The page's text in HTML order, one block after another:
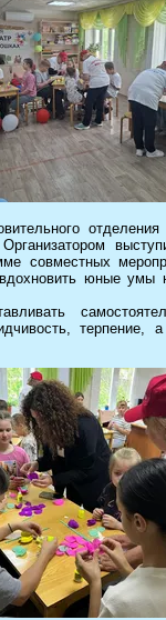
отделения
совместных
юные умы
терпение,